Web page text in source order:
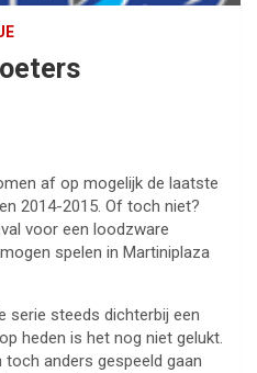
af op mogelijk de laatste
2014-2015. Of toch niet?
voor een loodzware
spelen in Martiniplaza
serie steeds dichterbij een
heden is het nog niet gelukt.
anders gespeeld gaan